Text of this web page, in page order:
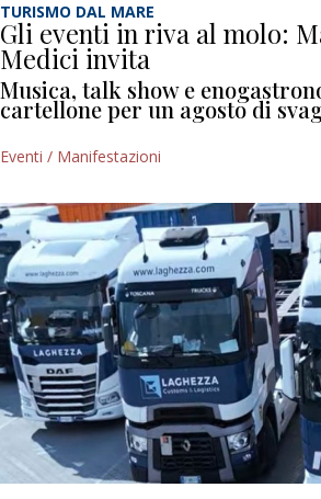
TURISMO DAL MARE
Gli eventi in riva al molo:
Medici invita
Musica, talk show e
cartellone per un agosto di
Eventi / Manifestazioni